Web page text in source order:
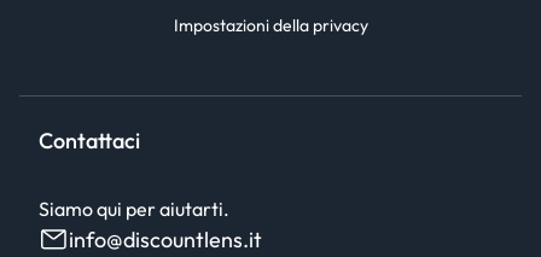
Impostazioni della privacy
Contattaci
Siamo qui per aiutarti.
info@discountlens.it